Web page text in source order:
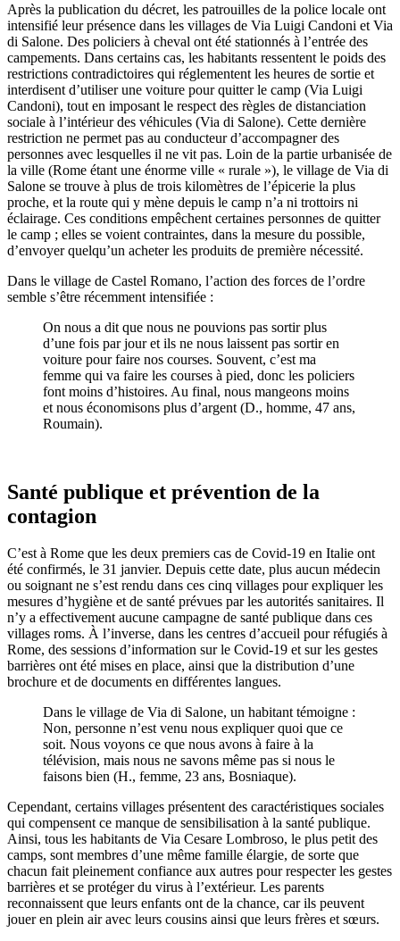
Après la publication du décret, les patrouilles de la police locale ont
intensifié leur présence dans les villages de Via Luigi Candoni et Via
di Salone. Des policiers à cheval ont été stationnés à l’entrée des
campements. Dans certains cas, les habitants ressentent le poids des
restrictions contradictoires qui réglementent les heures de sortie et
interdisent d’utiliser une voiture pour quitter le camp (Via Luigi
Candoni), tout en imposant le respect des règles de distanciation
sociale à l’intérieur des véhicules (Via di Salone). Cette dernière
restriction ne permet pas au conducteur d’accompagner des
personnes avec lesquelles il ne vit pas. Loin de la partie urbanisée de
la ville (Rome étant une énorme ville « rurale »), le village de Via di
Salone se trouve à plus de trois kilomètres de l’épicerie la plus
proche, et la route qui y mène depuis le camp n’a ni trottoirs ni
éclairage. Ces conditions empêchent certaines personnes de quitter
le camp ; elles se voient contraintes, dans la mesure du possible,
d’envoyer quelqu’un acheter les produits de première nécessité.
Dans le village de Castel Romano, l’action des forces de l’ordre
semble s’être récemment intensifiée :
On nous a dit que nous ne pouvions pas sortir plus
d’une fois par jour et ils ne nous laissent pas sortir en
voiture pour faire nos courses. Souvent, c’est ma
femme qui va faire les courses à pied, donc les policiers
font moins d’histoires. Au final, nous mangeons moins
et nous économisons plus d’argent (D., homme, 47 ans,
Roumain).
Santé publique et prévention de la
contagion
C’est à Rome que les deux premiers cas de Covid-19 en Italie ont
été confirmés, le 31 janvier. Depuis cette date, plus aucun médecin
ou soignant ne s’est rendu dans ces cinq villages pour expliquer les
mesures d’hygiène et de santé prévues par les autorités sanitaires. Il
n’y a effectivement aucune campagne de santé publique dans ces
villages roms. À l’inverse, dans les centres d’accueil pour réfugiés à
Rome, des sessions d’information sur le Covid-19 et sur les gestes
barrières ont été mises en place, ainsi que la distribution d’une
brochure et de documents en différentes langues.
Dans le village de Via di Salone, un habitant témoigne :
Non, personne n’est venu nous expliquer quoi que ce
soit. Nous voyons ce que nous avons à faire à la
télévision, mais nous ne savons même pas si nous le
faisons bien (H., femme, 23 ans, Bosniaque).
Cependant, certains villages présentent des caractéristiques sociales
qui compensent ce manque de sensibilisation à la santé publique.
Ainsi, tous les habitants de Via Cesare Lombroso, le plus petit des
camps, sont membres d’une même famille élargie, de sorte que
chacun fait pleinement confiance aux autres pour respecter les gestes
barrières et se protéger du virus à l’extérieur. Les parents
reconnaissent que leurs enfants ont de la chance, car ils peuvent
jouer en plein air avec leurs cousins ainsi que leurs frères et sœurs.